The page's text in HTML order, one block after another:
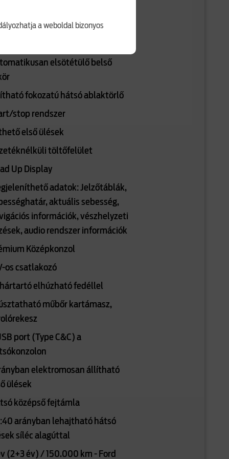
kézifék
elsötétülő belső
fokozatú hátsó ablaktörlő
stop rendszer
első ülések
töltőfelület
Up Display
adatok: Jelzőtáblák,
aktuális sebesség,
információk, vészhelyzeti
audio rendszer információk
Középkonzol
os csatlakozó
elhúzható fedéllel
műbőr kartámasz,
port (Type C&C) a
elektromosan állítható
ülések
középső fejtámla
arányban lehajtható hátsó
síléc alagúttal
(2+3 év) / 150.000 km - Ford
a weboldal bizonyos